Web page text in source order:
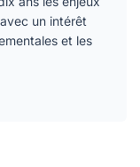
un intérêt
et les